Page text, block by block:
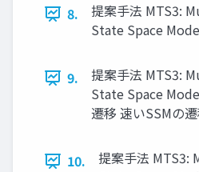
8.
提案手法 MTS3:
State Space
9.
提案手法 MTS3:
State Space
遷移 速いSSMの
10.
提案手法